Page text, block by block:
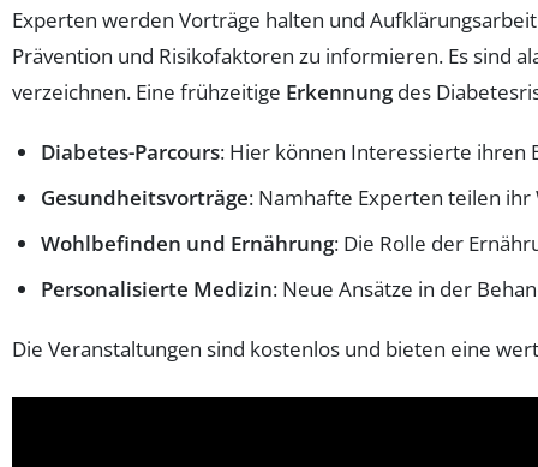
Experten werden Vorträge halten und
Prävention und Risikofaktoren zu informieren. Es sind
verzeichnen. Eine frühzeitige Erkennungdes
Diabetes-Parcours: Hier können Interessierte ihren
Gesundheitsvorträge: Namhafte Experten teilen
Wohlbefinden und Ernährung: Die Rolle der
Personalisierte Medizin: Neue Ansätze in der
Die Veranstaltungen sind kostenlos und bieten eine